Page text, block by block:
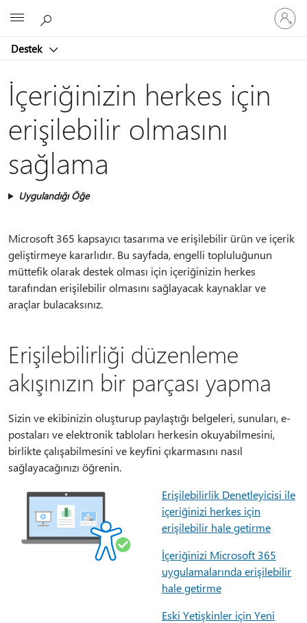
Destek
oturum
açın
İçeriğinizin herkes için
erişilebilir olmasını
sağlama
Uygulandığı Öğe
Microsoft 365 kapsayıcı tasarıma ve erişilebilir ürün ve içerik
geliştirmeye kararlıdır. Bu sayfada, engelli topluluğunun
müttefik olarak destek olması için içeriğinizin herkes
tarafından erişilebilir olmasını sağlayacak kaynaklar ve
araçlar bulacaksınız.
Erişilebilirliği düzenleme
akışınızın bir parçası yapma
Sizin ve ekibinizin oluşturup paylaştığı belgeleri, sunuları, e-
postaları ve elektronik tabloları herkesin okuyabilmesini,
birlikte çalışabilmesini ve keyfini çıkarmasını nasıl
sağlayacağınızı öğrenin.
Erişilebilirlik Denetleyicisi ile
içeriğinizi herkes için
erişilebilir hale getirme
İçeriğinizi Microsoft 365
uygulamalarında erişilebilir
hale getirme
Eski Yetişkinler için Yeni